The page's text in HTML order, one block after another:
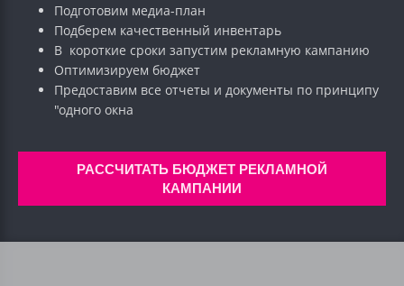
Подготовим медиа-план
Подберем качественный инвентарь
В короткие сроки запустим рекламную кампанию
Оптимизируем бюджет
Предоставим все отчеты и документы по принципу
"одного окна
РАССЧИТАТЬ БЮДЖЕТ РЕКЛАМНОЙ
КАМПАНИИ